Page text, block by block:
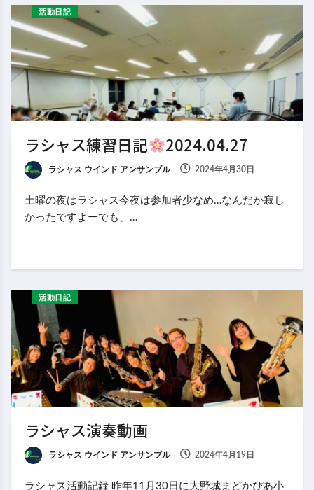
活動日記
ラシャス練習日記 2024.04.27
ラシャス ウインド アンサンブル 2024年4月30日
土曜の夜はラシャス今夜は参加者少なめ…なんだか寂し
かったですよーでも、…
活動日記
ラシャス演奏動画
ラシャス ウインド アンサンブル 2024年4月19日
ラシャス活動記録 昨年11月30日に大野城まどかぴあ小